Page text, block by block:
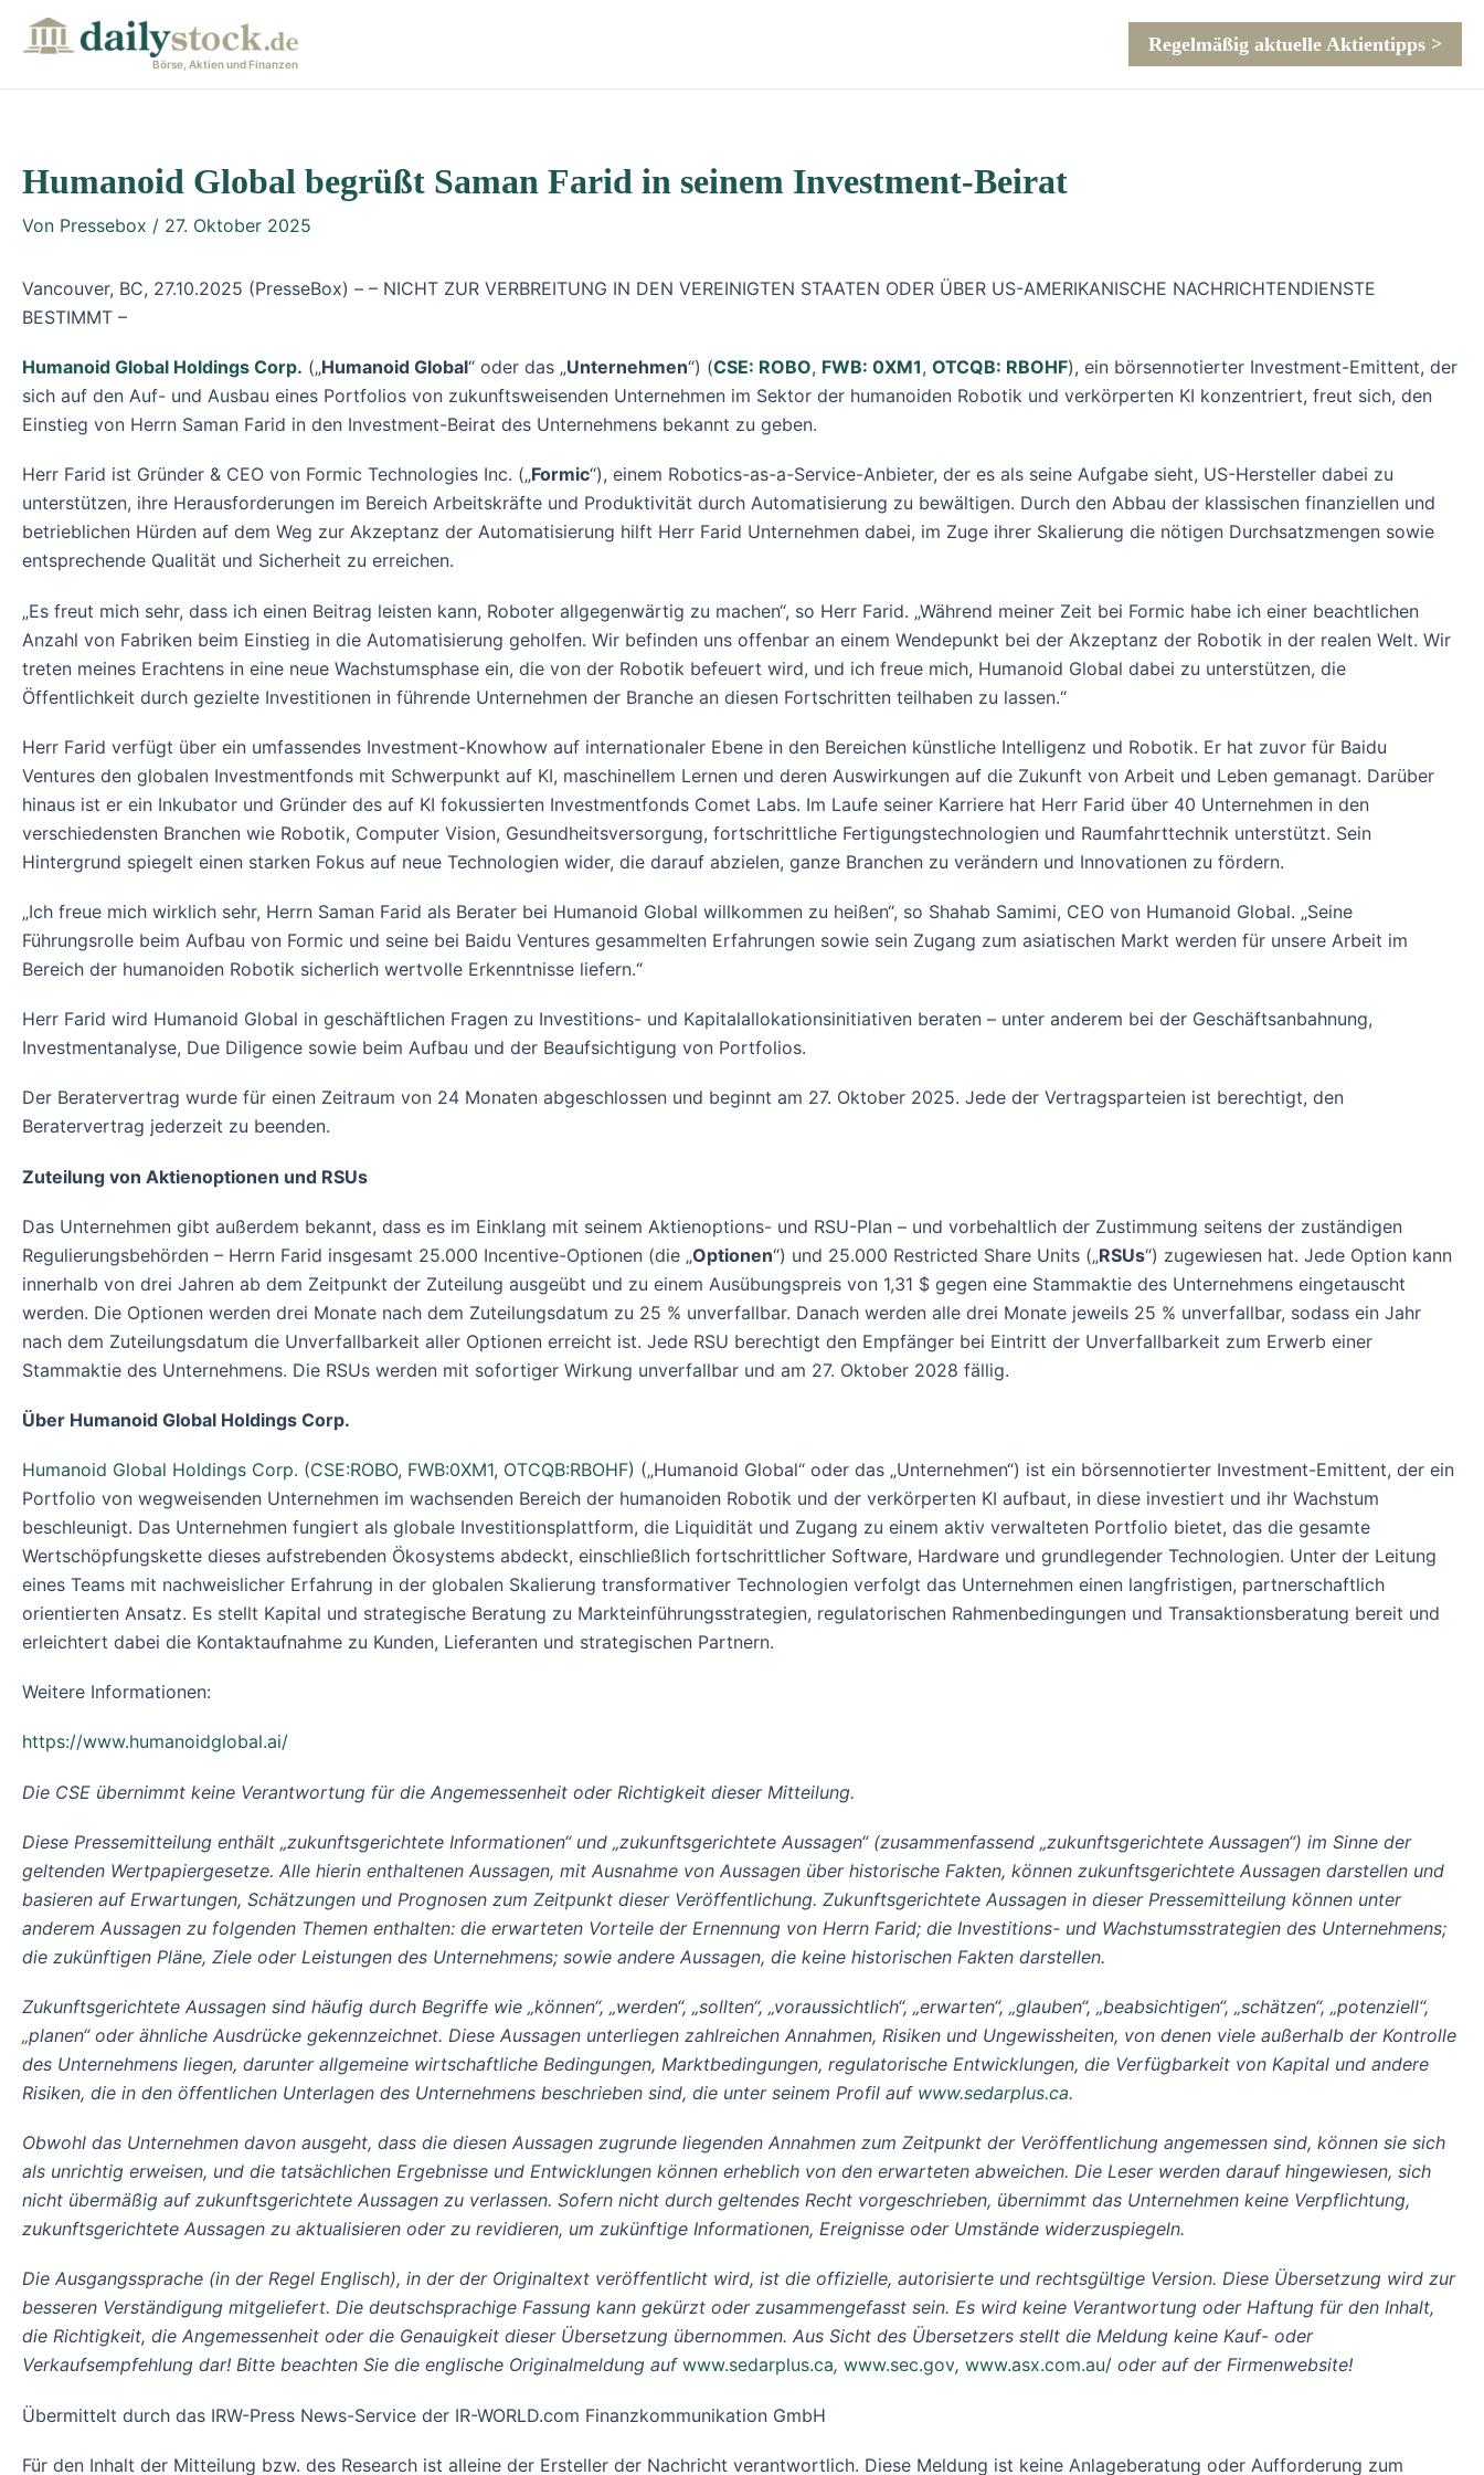
Inhalt
Börse, Aktien und Finanzen
Regelmäßig aktuelle Aktientipps >
Humanoid Global begrüßt Saman Farid in seinem Investment-Beirat
Von Pressebox / 27. Oktober 2025
Vancouver, BC, 27.10.2025 (PresseBox) – – NICHT ZUR VERBREITUNG IN DEN VEREINIGTEN STAATEN ODER ÜBER US-AMERIKANISCHE NACHRICHTENDIENSTE
BESTIMMT –
Humanoid Global Holdings Corp. („Humanoid Global“ oder das „Unternehmen“) (CSE: ROBO, FWB: 0XM1, OTCQB: RBOHF), ein börsennotierter Investment-Emittent, der
sich auf den Auf- und Ausbau eines Portfolios von zukunftsweisenden Unternehmen im Sektor der humanoiden Robotik und verkörperten KI konzentriert, freut sich, den
Einstieg von Herrn Saman Farid in den Investment-Beirat des Unternehmens bekannt zu geben.
Herr Farid ist Gründer & CEO von Formic Technologies Inc. („Formic“), einem Robotics-as-a-Service-Anbieter, der es als seine Aufgabe sieht, US-Hersteller dabei zu
unterstützen, ihre Herausforderungen im Bereich Arbeitskräfte und Produktivität durch Automatisierung zu bewältigen. Durch den Abbau der klassischen finanziellen und
betrieblichen Hürden auf dem Weg zur Akzeptanz der Automatisierung hilft Herr Farid Unternehmen dabei, im Zuge ihrer Skalierung die nötigen Durchsatzmengen sowie
entsprechende Qualität und Sicherheit zu erreichen.
„Es freut mich sehr, dass ich einen Beitrag leisten kann, Roboter allgegenwärtig zu machen“, so Herr Farid. „Während meiner Zeit bei Formic habe ich einer beachtlichen
Anzahl von Fabriken beim Einstieg in die Automatisierung geholfen. Wir befinden uns offenbar an einem Wendepunkt bei der Akzeptanz der Robotik in der realen Welt. Wir
treten meines Erachtens in eine neue Wachstumsphase ein, die von der Robotik befeuert wird, und ich freue mich, Humanoid Global dabei zu unterstützen, die
Öffentlichkeit durch gezielte Investitionen in führende Unternehmen der Branche an diesen Fortschritten teilhaben zu lassen.“
Herr Farid verfügt über ein umfassendes Investment-Knowhow auf internationaler Ebene in den Bereichen künstliche Intelligenz und Robotik. Er hat zuvor für Baidu
Ventures den globalen Investmentfonds mit Schwerpunkt auf KI, maschinellem Lernen und deren Auswirkungen auf die Zukunft von Arbeit und Leben gemanagt. Darüber
hinaus ist er ein Inkubator und Gründer des auf KI fokussierten Investmentfonds Comet Labs. Im Laufe seiner Karriere hat Herr Farid über 40 Unternehmen in den
verschiedensten Branchen wie Robotik, Computer Vision, Gesundheitsversorgung, fortschrittliche Fertigungstechnologien und Raumfahrttechnik unterstützt. Sein
Hintergrund spiegelt einen starken Fokus auf neue Technologien wider, die darauf abzielen, ganze Branchen zu verändern und Innovationen zu fördern.
„Ich freue mich wirklich sehr, Herrn Saman Farid als Berater bei Humanoid Global willkommen zu heißen“, so Shahab Samimi, CEO von Humanoid Global. „Seine
Führungsrolle beim Aufbau von Formic und seine bei Baidu Ventures gesammelten Erfahrungen sowie sein Zugang zum asiatischen Markt werden für unsere Arbeit im
Bereich der humanoiden Robotik sicherlich wertvolle Erkenntnisse liefern.“
Herr Farid wird Humanoid Global in geschäftlichen Fragen zu Investitions- und Kapitalallokationsinitiativen beraten – unter anderem bei der Geschäftsanbahnung,
Investmentanalyse, Due Diligence sowie beim Aufbau und der Beaufsichtigung von Portfolios.
Der Beratervertrag wurde für einen Zeitraum von 24 Monaten abgeschlossen und beginnt am 27. Oktober 2025. Jede der Vertragsparteien ist berechtigt, den
Beratervertrag jederzeit zu beenden.
Zuteilung von Aktienoptionen und RSUs
Das Unternehmen gibt außerdem bekannt, dass es im Einklang mit seinem Aktienoptions- und RSU-Plan – und vorbehaltlich der Zustimmung seitens der zuständigen
Regulierungsbehörden – Herrn Farid insgesamt 25.000 Incentive-Optionen (die „Optionen“) und 25.000 Restricted Share Units („RSUs“) zugewiesen hat. Jede Option kann
innerhalb von drei Jahren ab dem Zeitpunkt der Zuteilung ausgeübt und zu einem Ausübungspreis von 1,31 $ gegen eine Stammaktie des Unternehmens eingetauscht
werden. Die Optionen werden drei Monate nach dem Zuteilungsdatum zu 25 % unverfallbar. Danach werden alle drei Monate jeweils 25 % unverfallbar, sodass ein Jahr
nach dem Zuteilungsdatum die Unverfallbarkeit aller Optionen erreicht ist. Jede RSU berechtigt den Empfänger bei Eintritt der Unverfallbarkeit zum Erwerb einer
Stammaktie des Unternehmens. Die RSUs werden mit sofortiger Wirkung unverfallbar und am 27. Oktober 2028 fällig.
Über Humanoid Global Holdings Corp.
Humanoid Global Holdings Corp. (CSE:ROBO, FWB:0XM1, OTCQB:RBOHF) („Humanoid Global“ oder das „Unternehmen“) ist ein börsennotierter Investment-Emittent, der ein
Portfolio von wegweisenden Unternehmen im wachsenden Bereich der humanoiden Robotik und der verkörperten KI aufbaut, in diese investiert und ihr Wachstum
beschleunigt. Das Unternehmen fungiert als globale Investitionsplattform, die Liquidität und Zugang zu einem aktiv verwalteten Portfolio bietet, das die gesamte
Wertschöpfungskette dieses aufstrebenden Ökosystems abdeckt, einschließlich fortschrittlicher Software, Hardware und grundlegender Technologien. Unter der Leitung
eines Teams mit nachweislicher Erfahrung in der globalen Skalierung transformativer Technologien verfolgt das Unternehmen einen langfristigen, partnerschaftlich
orientierten Ansatz. Es stellt Kapital und strategische Beratung zu Markteinführungsstrategien, regulatorischen Rahmenbedingungen und Transaktionsberatung bereit und
erleichtert dabei die Kontaktaufnahme zu Kunden, Lieferanten und strategischen Partnern.
Weitere Informationen:
https://www.humanoidglobal.ai/
Die CSE übernimmt keine Verantwortung für die Angemessenheit oder Richtigkeit dieser Mitteilung.
Diese Pressemitteilung enthält „zukunftsgerichtete Informationen“ und „zukunftsgerichtete Aussagen“ (zusammenfassend „zukunftsgerichtete Aussagen“) im Sinne der
geltenden Wertpapiergesetze. Alle hierin enthaltenen Aussagen, mit Ausnahme von Aussagen über historische Fakten, können zukunftsgerichtete Aussagen darstellen und
basieren auf Erwartungen, Schätzungen und Prognosen zum Zeitpunkt dieser Veröffentlichung. Zukunftsgerichtete Aussagen in dieser Pressemitteilung können unter
anderem Aussagen zu folgenden Themen enthalten: die erwarteten Vorteile der Ernennung von Herrn Farid; die Investitions- und Wachstumsstrategien des Unternehmens;
die zukünftigen Pläne, Ziele oder Leistungen des Unternehmens; sowie andere Aussagen, die keine historischen Fakten darstellen.
Zukunftsgerichtete Aussagen sind häufig durch Begriffe wie „können“, „werden“, „sollten“, „voraussichtlich“, „erwarten“, „glauben“, „beabsichtigen“, „schätzen“, „potenziell“,
„planen“ oder ähnliche Ausdrücke gekennzeichnet. Diese Aussagen unterliegen zahlreichen Annahmen, Risiken und Ungewissheiten, von denen viele außerhalb der Kontrolle
des Unternehmens liegen, darunter allgemeine wirtschaftliche Bedingungen, Marktbedingungen, regulatorische Entwicklungen, die Verfügbarkeit von Kapital und andere
Risiken, die in den öffentlichen Unterlagen des Unternehmens beschrieben sind, die unter seinem Profil auf www.sedarplus.ca.
Obwohl das Unternehmen davon ausgeht, dass die diesen Aussagen zugrunde liegenden Annahmen zum Zeitpunkt der Veröffentlichung angemessen sind, können sie sich
als unrichtig erweisen, und die tatsächlichen Ergebnisse und Entwicklungen können erheblich von den erwarteten abweichen. Die Leser werden darauf hingewiesen, sich
nicht übermäßig auf zukunftsgerichtete Aussagen zu verlassen. Sofern nicht durch geltendes Recht vorgeschrieben, übernimmt das Unternehmen keine Verpflichtung,
zukunftsgerichtete Aussagen zu aktualisieren oder zu revidieren, um zukünftige Informationen, Ereignisse oder Umstände widerzuspiegeln.
Die Ausgangssprache (in der Regel Englisch), in der der Originaltext veröffentlicht wird, ist die offizielle, autorisierte und rechtsgültige Version. Diese Übersetzung wird zur
besseren Verständigung mitgeliefert. Die deutschsprachige Fassung kann gekürzt oder zusammengefasst sein. Es wird keine Verantwortung oder Haftung für den Inhalt,
die Richtigkeit, die Angemessenheit oder die Genauigkeit dieser Übersetzung übernommen. Aus Sicht des Übersetzers stellt die Meldung keine Kauf- oder
Verkaufsempfehlung dar! Bitte beachten Sie die englische Originalmeldung auf www.sedarplus.ca, www.sec.gov, www.asx.com.au/ oder auf der Firmenwebsite!
Übermittelt durch das IRW-Press News-Service der IR-WORLD.com Finanzkommunikation GmbH
Für den Inhalt der Mitteilung bzw. des Research ist alleine der Ersteller der Nachricht verantwortlich. Diese Meldung ist keine Anlageberatung oder Aufforderung zum
navigation